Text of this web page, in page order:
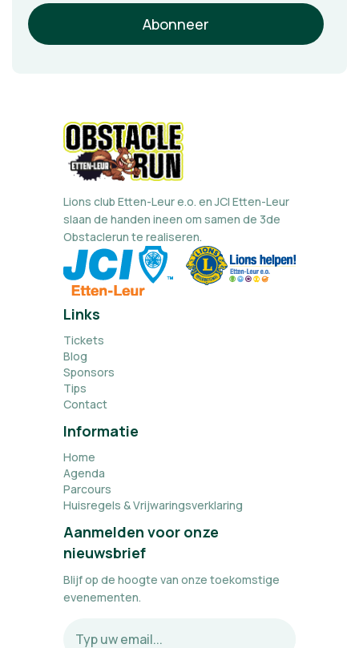
Lions club Etten-Leur e.o. en JCI Etten-Leur
slaan de handen ineen om samen de 3de
Obstaclerun te realiseren.
Links
Tickets
Blog
Sponsors
Tips
Contact
Informatie
Home
Agenda
Parcours
Huisregels & Vrijwaringsverklaring
Aanmelden voor onze
nieuwsbrief
Blijf op de hoogte van onze toekomstige
evenementen.